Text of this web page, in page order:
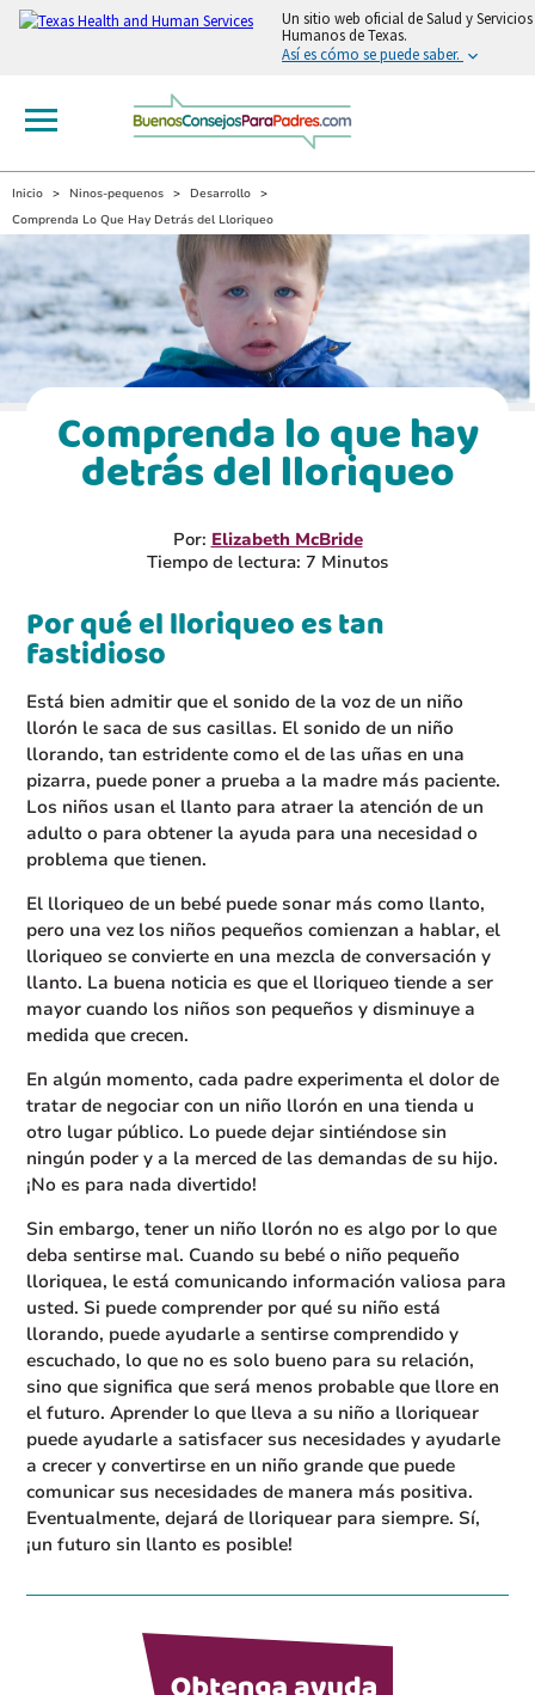
Un sitio web oficial de Salud y Servicios
Humanos de Texas.
Así es cómo se puede saber.
Inicio Ninos-pequenos
Desarrollo
Comprenda Lo Que Hay Detrás del Lloriqueo
Comprenda lo que hay
detrás del lloriqueo
Por: Elizabeth McBride
Tiempo de lectura: 7 Minutos
Por qué el lloriqueo es tan
fastidioso
Está bien admitir que el sonido de la voz de un niño
llorón le saca de sus casillas. El sonido de un niño
llorando, tan estridente como el de las uñas en una
pizarra, puede poner a prueba a la madre más paciente.
Los niños usan el llanto para atraer la atención de un
adulto o para obtener la ayuda para una necesidad o
problema que tienen.
El lloriqueo de un bebé puede sonar más como llanto,
pero una vez los niños pequeños comienzan a hablar, el
lloriqueo se convierte en una mezcla de conversación y
llanto. La buena noticia es que el lloriqueo tiende a ser
mayor cuando los niños son pequeños y disminuye a
medida que crecen.
En algún momento, cada padre experimenta el dolor de
tratar de negociar con un niño llorón en una tienda u
otro lugar público. Lo puede dejar sintiéndose sin
ningún poder y a la merced de las demandas de su hijo.
¡No es para nada divertido!
Sin embargo, tener un niño llorón no es algo por lo que
deba sentirse mal. Cuando su bebé o niño pequeño
lloriquea, le está comunicando información valiosa para
usted. Si puede comprender por qué su niño está
llorando, puede ayudarle a sentirse comprendido y
escuchado, lo que no es solo bueno para su relación,
sino que significa que será menos probable que llore en
el futuro. Aprender lo que lleva a su niño a lloriquear
puede ayudarle a satisfacer sus necesidades y ayudarle
a crecer y convertirse en un niño grande que puede
comunicar sus necesidades de manera más positiva.
Eventualmente, dejará de lloriquear para siempre. Sí,
¡un futuro sin llanto es posible!